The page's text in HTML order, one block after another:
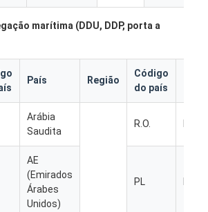
dianteiro
China
marítima (DDU, DDP, porta a
País Região
Código
do país
Arábia
Saudita
R.O.
AE
(Emirados
Árabes
Unidos)
PL